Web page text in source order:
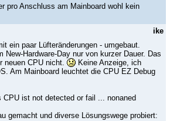
pro Anschluss am Mainboard wohl kein
ike
ein paar Lüfteränderungen - umgebaut.
New-Hardware-Day nur von kurzer Dauer. Das
neuen CPU nicht.
Keine Anzeige, ich
Am Mainboard leuchtet die CPU EZ Debug
CPU ist not detected or fail ... nonaned
gemacht und diverse Lösungswege probiert: